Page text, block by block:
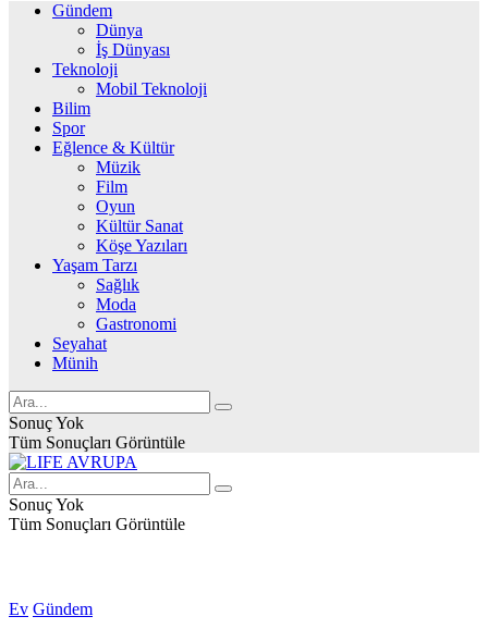
Gündem
Dünya
İş Dünyası
Teknoloji
Mobil Teknoloji
Bilim
Spor
Eğlence & Kültür
Müzik
Film
Oyun
Kültür Sanat
Köşe Yazıları
Yaşam Tarzı
Sağlık
Moda
Gastronomi
Seyahat
Münih
Sonuç Yok
Tüm Sonuçları Görüntüle
Sonuç Yok
Tüm Sonuçları Görüntüle
Ev Gündem